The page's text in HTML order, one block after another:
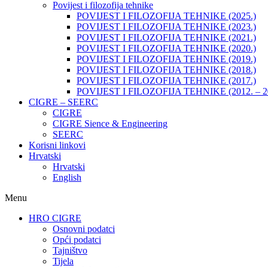
Povijest i filozofija tehnike
POVIJEST I FILOZOFIJA TEHNIKE (2025.)
POVIJEST I FILOZOFIJA TEHNIKE (2023.)
POVIJEST I FILOZOFIJA TEHNIKE (2021.)
POVIJEST I FILOZOFIJA TEHNIKE (2020.)
POVIJEST I FILOZOFIJA TEHNIKE (2019.)
POVIJEST I FILOZOFIJA TEHNIKE (2018.)
POVIJEST I FILOZOFIJA TEHNIKE (2017.)
POVIJEST I FILOZOFIJA TEHNIKE (2012. –
CIGRE – SEERC
CIGRE
CIGRE Sience & Engineering
SEERC
Korisni linkovi
Hrvatski
Hrvatski
English
Menu
HRO CIGRE
Osnovni podatci​
Opći podatci
Tajništvo
Tijela